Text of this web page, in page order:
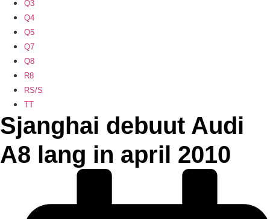
Q3
Q4
Q5
Q7
Q8
R8
RS/S
TT
Sjanghai debuut Audi
A8 lang in april 2010